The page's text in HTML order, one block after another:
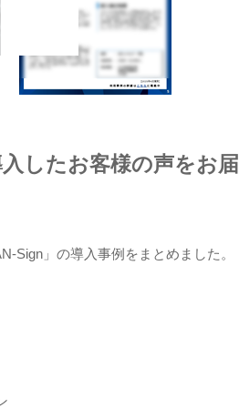
したお客様の声をお届
Sign」の導入事例をまとめました。